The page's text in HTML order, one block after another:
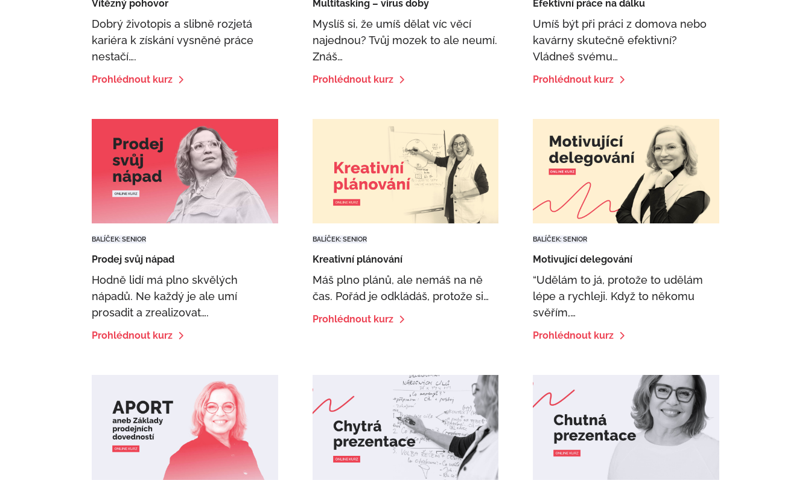
Vítězný pohovor
Dobrý životopis a slibně rozjetá
kariéra k získání vysněné práce
nestačí….
Prohlédnout kurz
Multitasking – virus doby
Myslíš si, že umíš dělat víc věcí
najednou? Tvůj mozek to ale neumí.
Znáš…
Prohlédnout kurz
Efektivní práce na dálku
Umíš být při práci z domova nebo
kavárny skutečně efektivní?
Vládneš svému…
Prohlédnout kurz
BALÍČEK: SENIOR
Prodej svůj nápad
Hodně lidí má plno skvělých
nápadů. Ne každý je ale umí
prosadit a zrealizovat….
Prohlédnout kurz
BALÍČEK: SENIOR
Kreativní plánování
Máš plno plánů, ale nemáš na ně
čas. Pořád je odkládáš, protože si…
Prohlédnout kurz
BALÍČEK: SENIOR
Motivující delegování
“Udělám to já, protože to udělám
lépe a rychleji. Když to někomu
svěřím,…
Prohlédnout kurz